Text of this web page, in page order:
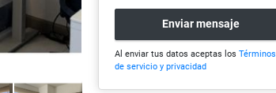
Enviar mensaje
Al enviar tus datos aceptas los Términos
de servicio y privacidad